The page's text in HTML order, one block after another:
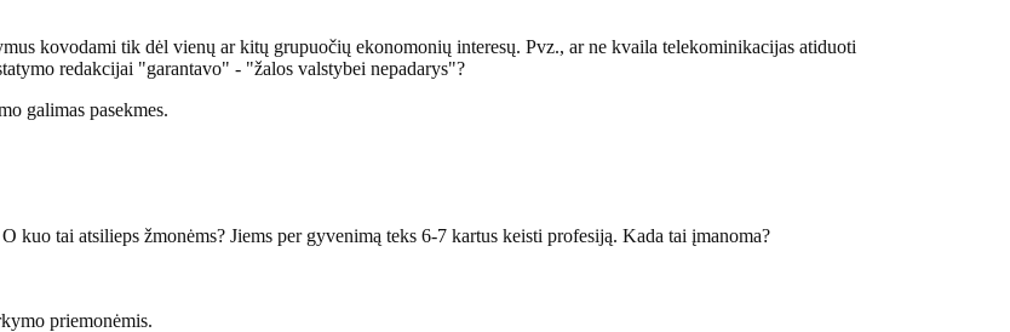
kovodami tik dėl vienų ar kitų grupuočių ekonomonių interesų. Pvz., ar ne kvaila telekominikacijas atiduoti
redakcijai "garantavo" - "žalos valstybei nepadarys"?
galimas pasekmes.
kuo tai atsilieps žmonėms? Jiems per gyvenimą teks 6-7 kartus keisti profesiją. Kada tai įmanoma?
priemonėmis.